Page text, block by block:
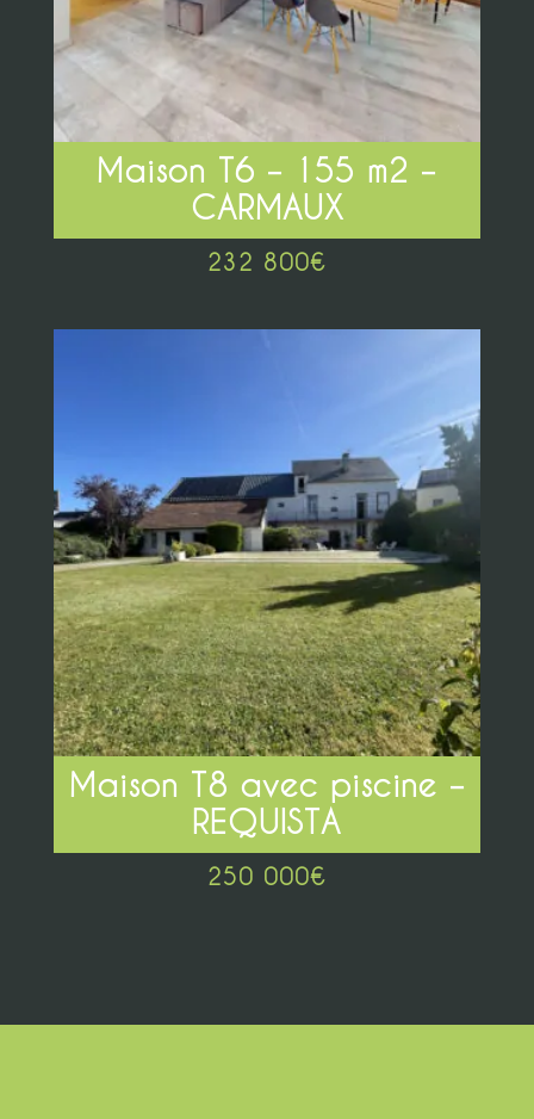
Maison T6 – 155 m2 –
CARMAUX
232 800€
Maison T8 avec piscine –
REQUISTA
250 000€